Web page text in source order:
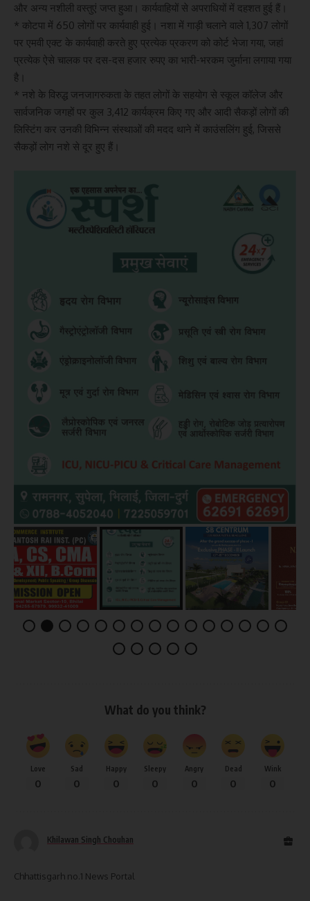
और अन्य नशीली वस्तुएं जप्त हुआ। कार्यवाहियों से अपराधियों में दहशत हुई हैं।
* कोटपा में 650 लोगों पर कार्यवाही हुई। नशा में गाड़ी चलाने वाले 1,307 लोगों
पर एमवी एक्ट के कार्यवाही करते हुए प्रत्येक प्रकरण को कोर्ट भेजा गया, जहां
प्रत्येक ऐसे चालक पर दस-दस हजार रुपए का भारी-भरकम जुर्माना लगाया गया
है।
* नशे के विरुद्ध जनजागरुकता के तहत लोगों के सहयोग से स्कूल कॉलेज और
सार्वजनिक जगहों पर कुल 3,412 कार्यक्रम किए गए और आदी सैकड़ों लोगों की
लिस्टिंग कर उनकी विभिन्न संस्थाओं की मदद थाने में काउंसलिंग हुई, जिससे
सैकड़ों लोग नशे से दूर हुए हैं।
What do you think?
Love
0
Sad
0
Happy
0
Sleepy
0
Angry
0
Dead
0
Wink
0
Khilawan Singh Chouhan
Chhattisgarh no.1 News Portal